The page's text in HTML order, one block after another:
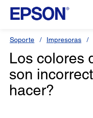
Soporte Impresoras
Los colores
son
hacer?